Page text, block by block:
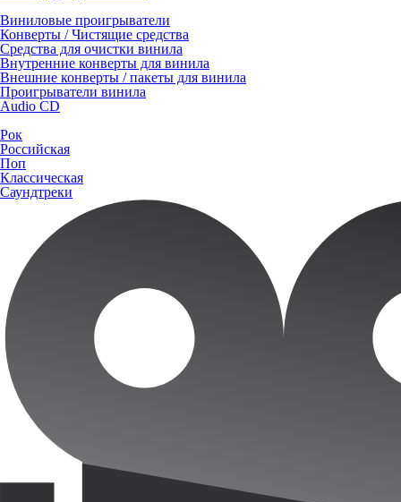
Виниловые проигрыватели
Конверты / Чистящие средства
Средства для очистки винила
Внутренние конверты для винила
Внешние конверты / пакеты для винила
Проигрыватели винила
Audio CD
Рок
Российская
Поп
Классическая
Саундтреки